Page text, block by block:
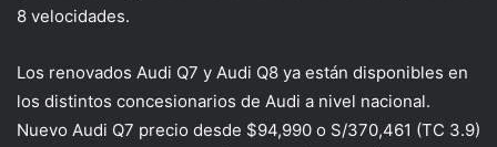
8 velocidades.
Los renovados Audi Q7 y Audi Q8 ya están disponibles en
los distintos concesionarios de Audi a nivel nacional.
Nuevo Audi Q7 precio desde $94,990 o S/370,461 (TC 3.9)